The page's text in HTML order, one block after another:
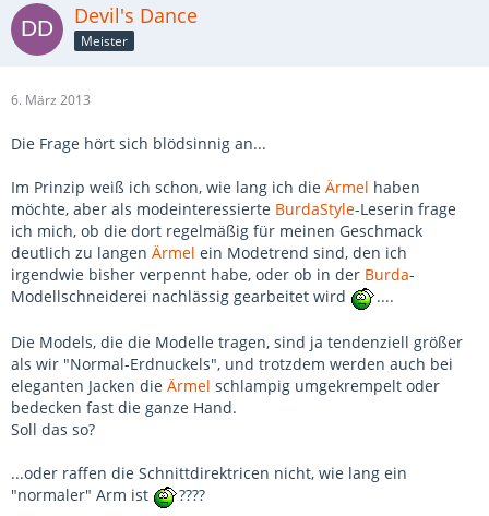
Devil's Dance
Meister
6. März 2013
Die Frage hört sich blödsinnig an...
Im Prinzip weiß ich schon, wie lang ich die Ärmel haben
möchte, aber als modeinteressierte BurdaStyle-Leserin frage
ich mich, ob die dort regelmäßig für meinen Geschmack
deutlich zu langen Ärmel ein Modetrend sind, den ich
irgendwie bisher verpennt habe, oder ob in der Burda-
Modellschneiderei nachlässig gearbeitet wird
....
Die Models, die die Modelle tragen, sind ja tendenziell größer
als wir "Normal-Erdnuckels", und trotzdem werden auch bei
eleganten Jacken die Ärmel schlampig umgekrempelt oder
bedecken fast die ganze Hand.
Soll das so?
...oder raffen die Schnittdirektricen nicht, wie lang ein
"normaler" Arm ist
????